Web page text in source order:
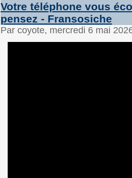
Votre téléphone vous
pensez - Fransosiche
Par coyote, mercredi 6 mai